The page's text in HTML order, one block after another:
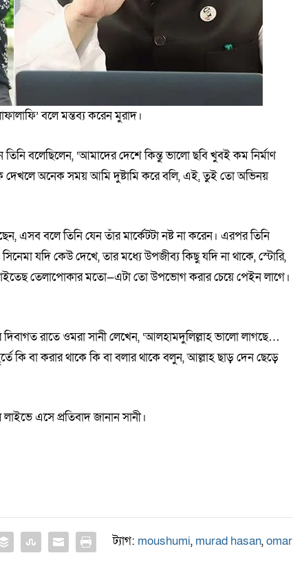
বলে মন্তব্য করেন মুরাদ।
বলেছিলেন, ‘আমাদের দেশে কিন্তু ভালো ছবি খুবই কম নির্মাণ
অনেক সময় আমি দুষ্টামি করে বলি, এই, তুই তো অভিনয়
এসব বলে তিনি যেন তাঁর মার্কেটটা নষ্ট না করেন। এরপর তিনি
যদি কেউ দেখে, তার মধ্যে উপজীব্য কিছু যদি না থাকে, স্টোরি,
তেলাপোকার মতো—এটা তো উপভোগ করার চেয়ে পেইন লাগে।
রাতে ওমরা সানী লেখেন, ‘আলহামদুলিল্লাহ ভালো লাগছে…
বা করার থাকে কি বা বলার থাকে বলুন, আল্লাহ ছাড় দেন ছেড়ে
এসে প্রতিবাদ জানান সানী।
ট্যাগ: moushumi, murad hasan,omar